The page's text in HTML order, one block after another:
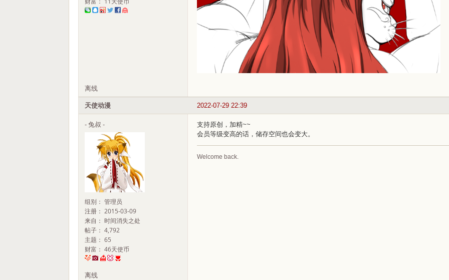
离线
2022-07-29 22:39
天使动漫
- 兔叔 -
组别： 管理员
注册： 2015-03-09
来自： 时间消失之处
帖子： 4,792
主题： 65
财富： 46天使币
支持原创，加精~~
会员等级变高的话，储存空间也会变大。
Welcome back.
离线